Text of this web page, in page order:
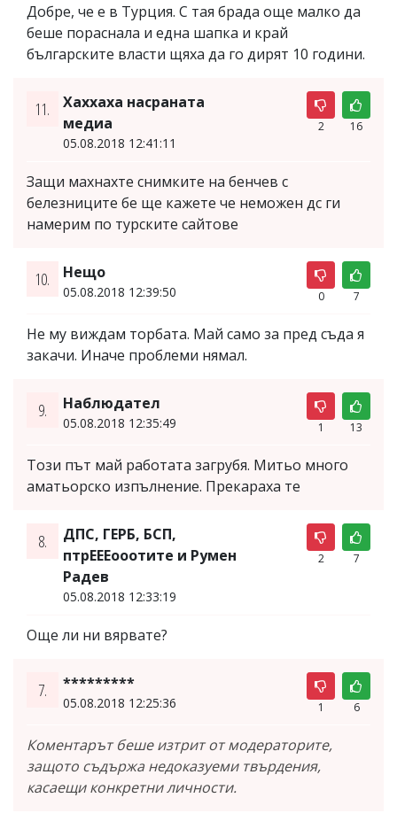
Добре, че е в Турция. С тая брада още малко да
беше пораснала и една шапка и край
българските власти щяха да го дирят 10 години.
11.
Хаххаха насраната
медиа
05.08.2018 12:41:11
2 16
Защи махнахте снимките на бенчев с
белезниците бе ще кажете че неможен дс ги
намерим по турските сайтове
10. Нещо
05.08.2018 12:39:50 0 7
Не му виждам торбата. Май само за пред съда я
закачи. Иначе проблеми нямал.
9. Наблюдател
05.08.2018 12:35:49 1 13
Този път май работата загрубя. Митьо много
аматьорско изпълнение. Прекараха те
8.
ДПС, ГЕРБ, БСП,
птрЕЕЕооотите и Румен
Радев
05.08.2018 12:33:19
2 7
Още ли ни вярвате?
7. *********
05.08.2018 12:25:36 1 6
Коментарът беше изтрит от модераторите,
защото съдържа недоказуеми твърдения,
касаещи конкретни личности.